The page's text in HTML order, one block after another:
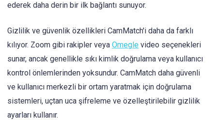
ederek daha derin bir ilk bağlantı sunuyor.
Gizlilik ve güvenlik özellikleri CamMatch'i daha da farklı
kılıyor. Zoom gibi rakipler veya Omegle video seçenekleri
sunar, ancak genellikle sıkı kimlik doğrulama veya kullanıcı
kontrol önlemlerinden yoksundur. CamMatch daha güvenli
ve kullanıcı merkezli bir ortam yaratmak için doğrulama
sistemleri, uçtan uca şifreleme ve özelleştirilebilir gizlilik
ayarları kullanır.